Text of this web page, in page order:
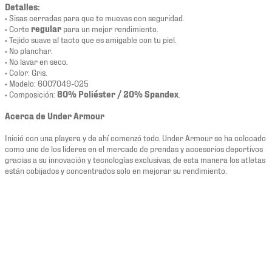
Detalles:
• Sisas cerradas para que te muevas con seguridad.
• Corte regular para un mejor rendimiento.
• Tejido suave al tacto que es amigable con tu piel.
• No planchar.
• No lavar en seco.
• Color: Gris.
• Modelo: 6007049-025
• Composición: 80% Poliéster / 20% Spandex
Acerca de Under Armour
Inició con una playera y de ahí comenzó todo. Under Armour se ha colocado
como uno de los lideres en el mercado de prendas y accesorios deportivos
gracias a su innovación y tecnologías exclusivas, de esta manera los atletas
están cobijados y concentrados solo en mejorar su rendimiento.